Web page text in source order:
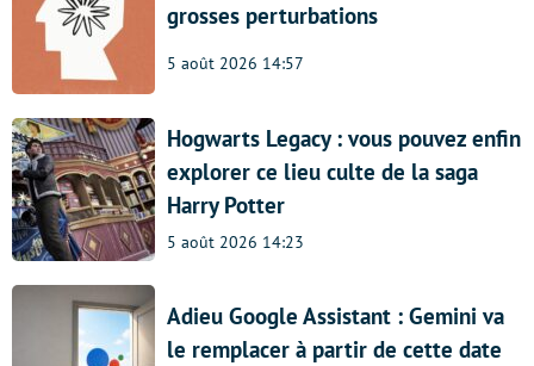
grosses perturbations
5 août 2026 14:57
Hogwarts Legacy : vous pouvez enfin
explorer ce lieu culte de la saga
Harry Potter
5 août 2026 14:23
Adieu Google Assistant : Gemini va
le remplacer à partir de cette date